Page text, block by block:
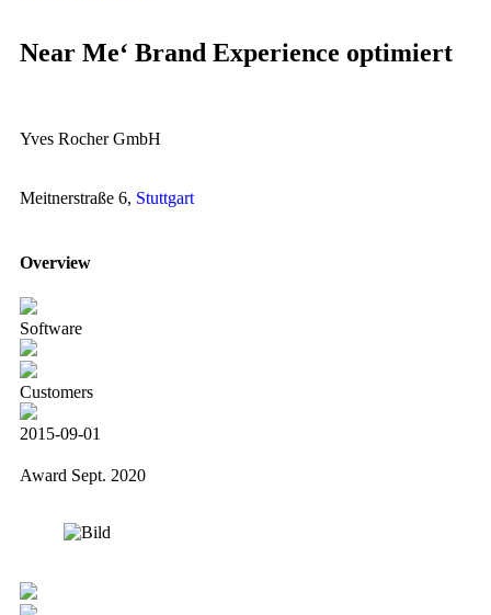
Near Me‘ Brand Experience optimiert
Yves Rocher GmbH
Meitnerstraße 6, Stuttgart
Overview
Software
Customers
2015-09-01
Award Sept. 2020